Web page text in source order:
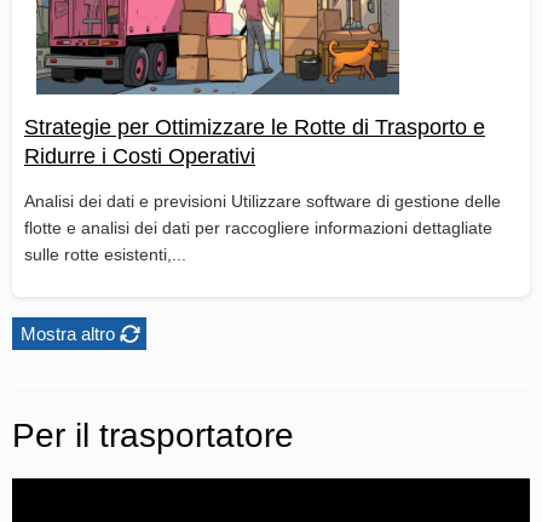
Strategie per Ottimizzare le Rotte di Trasporto e
Ridurre i Costi Operativi
Analisi dei dati e previsioni Utilizzare software di gestione delle
flotte e analisi dei dati per raccogliere informazioni dettagliate
sulle rotte esistenti,...
Mostra altro
Per il trasportatore